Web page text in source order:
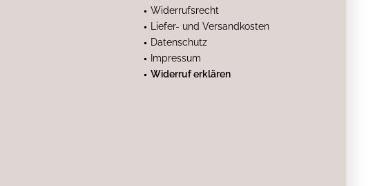
Widerrufsrecht
Liefer- und Versandkosten
Datenschutz
Impressum
Widerruf erklären